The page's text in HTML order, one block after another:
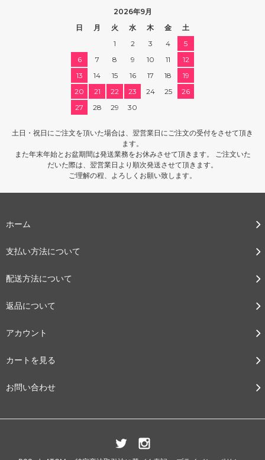
2026年9月
日
月 火 水 木 金
土
1
2 3 4
5
6
7 8 9 10 11
12
13
14 15 16 17 18
19
20
21 22 23 24 25
26
27
28 29 30
土日・祝日にご注文を頂いた場合は、翌営業日にご注文の受付をさせて頂き
ます。
また年末年始とお盆期間は発送業務をお休みさせて頂きます。 ご注文いた
だいた際は、翌営業日より順次発送させて頂きます。
ご理解の程、よろしくお願い致します。
ホーム
支払い方法について
配送方法について
返品について
アカウント
カートを見る
お問い合わせ